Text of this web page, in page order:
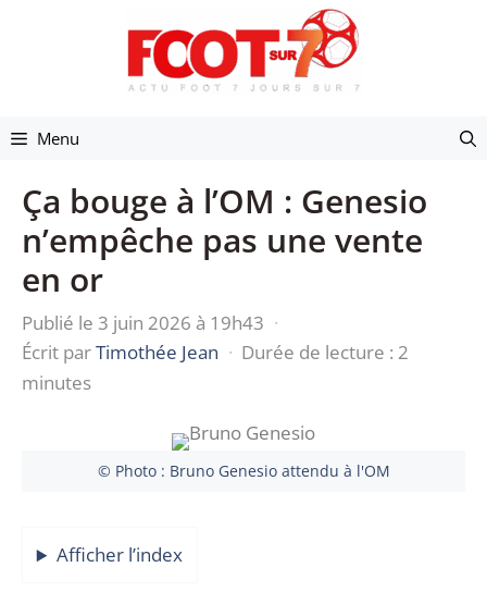
Menu
Ça bouge à l’OM : Genesio
n’empêche pas une vente
en or
Publié le 3 juin 2026 à 19h43 ·
Écrit parTimothée Jean · Durée de lecture : 2
minutes
© Photo : Bruno Genesio attendu à l'OM
Afficher l’index